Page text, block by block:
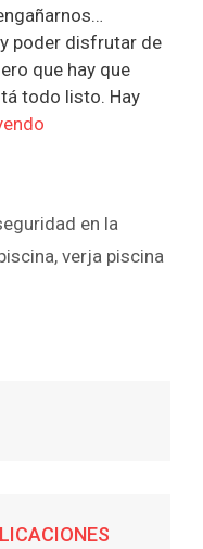
poder disfrutar de
que hay que
todo listo. Hay
en la
, verja piscina